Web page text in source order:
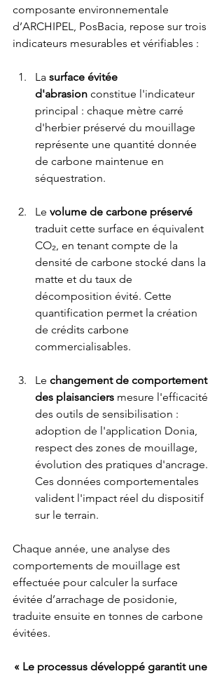
composante environnementale
d’ARCHIPEL, PosBacia, repose sur trois
indicateurs mesurables et vérifiables :
La surface évitée
d'abrasion constitue l'indicateur
principal : chaque mètre carré
d'herbier préservé du mouillage
représente une quantité donnée
de carbone maintenue en
séquestration.
Le volume de carbone préservé
traduit cette surface en équivalent
CO₂, en tenant compte de la
densité de carbone stocké dans la
matte et du taux de
décomposition évité. Cette
quantification permet la création
de crédits carbone
commercialisables.
Le changement de comportement
des plaisanciers mesure l'efficacité
des outils de sensibilisation :
adoption de l'application Donia,
respect des zones de mouillage,
évolution des pratiques d'ancrage.
Ces données comportementales
valident l'impact réel du dispositif
sur le terrain.
Chaque année, une analyse des
comportements de mouillage est
effectuée pour calculer la surface
évitée d’arrachage de posidonie,
traduite ensuite en tonnes de carbone
évitées.
« Le processus développé garantit une